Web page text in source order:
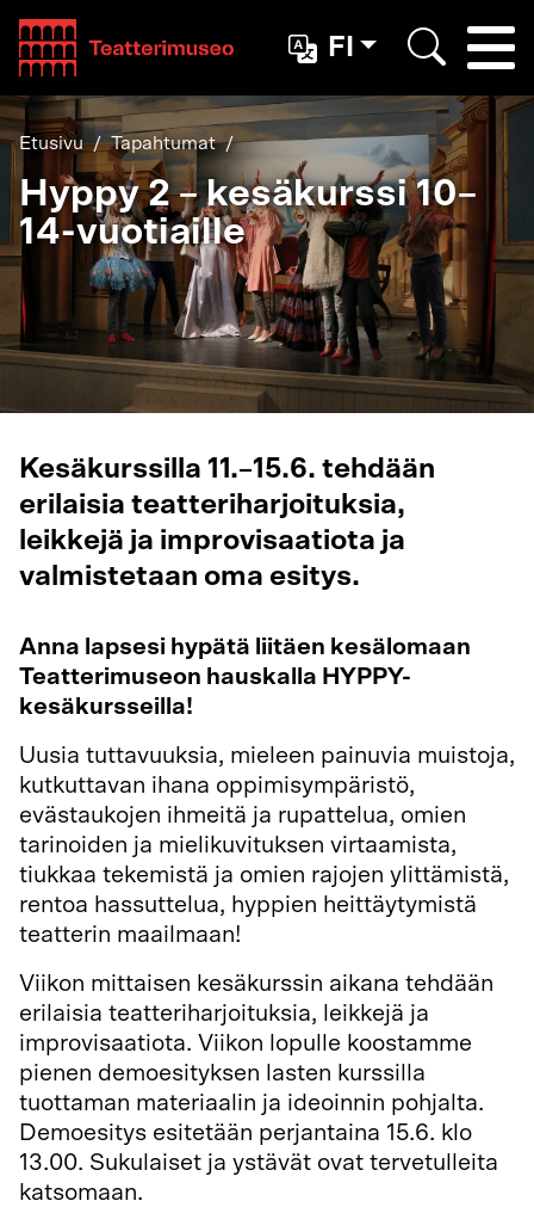
Teatterimuseo
FI
Etusivu Tapahtumat
Hyppy 2 – kesäkurssi 10–
14-vuotiaille
Kesäkurssilla 11.–15.6. tehdään
erilaisia teatteriharjoituksia,
leikkejä ja improvisaatiota ja
valmistetaan oma esitys.
Anna lapsesi hypätä liitäen kesälomaan
Teatterimuseon hauskalla HYPPY-
kesäkursseilla!
Uusia tuttavuuksia, mieleen painuvia muistoja,
kutkuttavan ihana oppimisympäristö,
evästaukojen ihmeitä ja rupattelua, omien
tarinoiden ja mielikuvituksen virtaamista,
tiukkaa tekemistä ja omien rajojen ylittämistä,
rentoa hassuttelua, hyppien heittäytymistä
teatterin maailmaan!
Viikon mittaisen kesäkurssin aikana tehdään
erilaisia teatteriharjoituksia, leikkejä ja
improvisaatiota. Viikon lopulle koostamme
pienen demoesityksen lasten kurssilla
tuottaman materiaalin ja ideoinnin pohjalta.
Demoesitys esitetään perjantaina 15.6. klo
13.00. Sukulaiset ja ystävät ovat tervetulleita
katsomaan.